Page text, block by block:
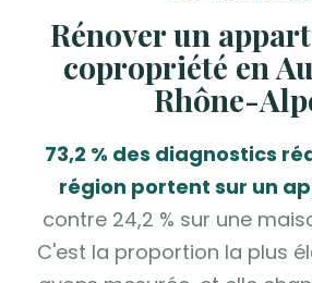
Rénover un
copropriété en
Rhône-
73,2 % des diagnostics
région portent sur un
contre 24,2 % sur une
C'est la proportion la plus